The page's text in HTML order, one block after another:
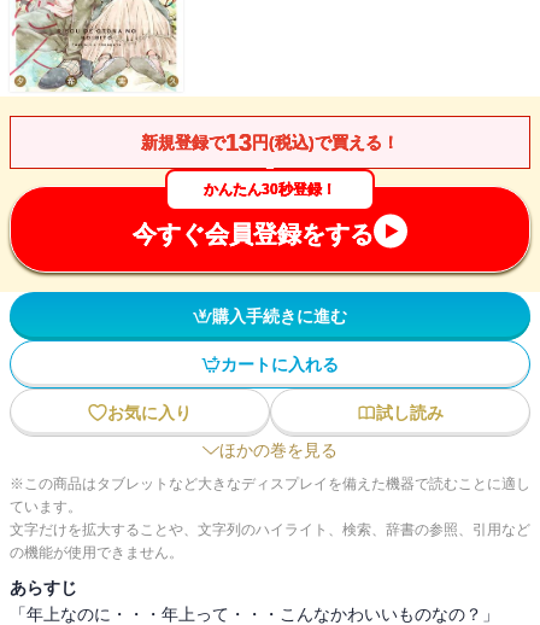
新規登録で13円(税込)で買える！
かんたん30秒登録！
今すぐ会員登録をする
購入手続きに進む
カートに入れる
お気に入り
試し読み
ほかの巻を見る
※この商品はタブレットなど大きなディスプレイを備えた機器で読むことに適し
ています。
文字だけを拡大することや、文字列のハイライト、検索、辞書の参照、引用など
の機能が使用できません。
あらすじ
「年上なのに・・・年上って・・・こんなかわいいものなの？」